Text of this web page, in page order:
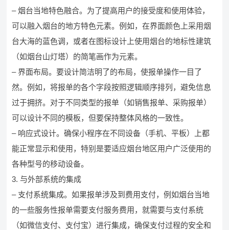
– 烟台当地特色融合。为了提高用户的接受度和使用体验，
可以融入烟台的地方特色元素。例如，在界面颜色上采用烟
台大海的蓝色调，或者在图标设计上使用烟台的地标性建筑
（如烟台山灯塔）的简笔画作为元素。
– 界面布局。要设计简洁明了的布局，使报单操作一目了
然。例如，将报单的各个字段按照逻辑顺序排列，避免信息
过于拥挤。对于不同类型的报单（如销售报单、采购报单）
可以设计不同的模板，但要保持整体风格的一致性。
– 响应式设计。确保小程序在不同设备（手机、平板）上都
能正常显示和使用，特别是要适应烟台地区用户广泛使用的
各种型号的移动设备。
3. 与外部系统的集成
– 支付系统集成。如果报单涉及到费用支付，例如烟台当地
的一些服务性报单需要支付服务费用，就需要与支付系统
（如微信支付、支付宝）进行集成，确保支付过程的安全和